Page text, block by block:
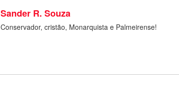
Sander R. Souza
Conservador, cristão, Monarquista e Palmeirense!